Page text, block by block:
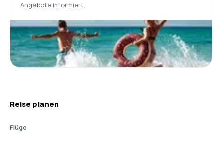
Angebote informiert.
Reise planen
Flüge